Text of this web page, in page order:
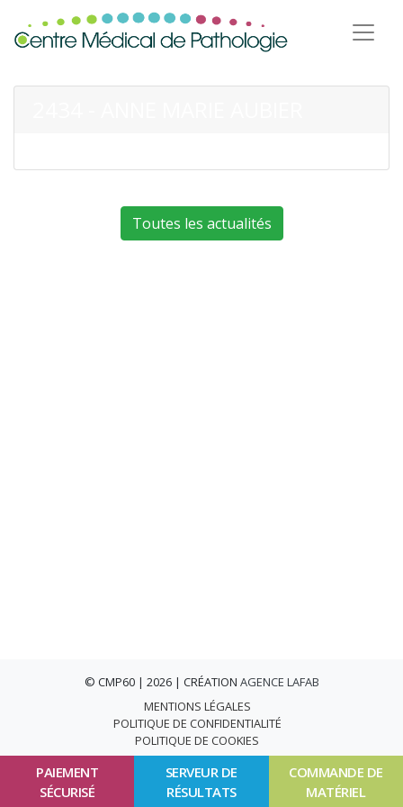
PAIEMENT
SÉCURISÉ
SERVEUR DE
RÉSULTATS
COMMANDE DE
MATÉRIEL
Toutes les actualités
© CMP60 | 2026 | CRÉATION AGENCE LAFAB
MENTIONS LÉGALES
POLITIQUE DE CONFIDENTIALITÉ
POLITIQUE DE COOKIES